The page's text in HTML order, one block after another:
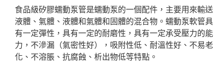
食品級矽膠蠕動泵管是蠕動泵的一個配件，主要用來輸送
液體、氣體、液體和氣體和固體的混合物。蠕動泵軟管具
有一定彈性，具有一定的耐磨性，具有一定承受壓力的能
力，不滲漏（氣密性好），吸附性低、耐溫性好、不易老
化、不溶脹、抗腐蝕、析出物低等特點。